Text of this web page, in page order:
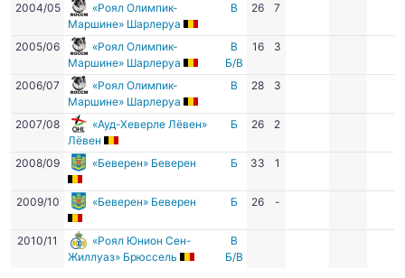
2004/05
«Роял Олимпик-
Маршине» Шарлеруа
В 26 7
2005/06
«Роял Олимпик-
Маршине» Шарлеруа
В
Б/В
16 3
2006/07
«Роял Олимпик-
Маршине» Шарлеруа
В 28 3
2007/08
«Ауд-Хеверле Лёвен»
Лёвен
Б 26 2
2008/09 «Беверен» Беверен Б 33 1
2009/10 «Беверен» Беверен Б 26 -
2010/11
«Роял Юнион Сен-
Жиллуаз» Брюссель
В
Б/В